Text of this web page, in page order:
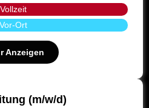
Vollzeit
Vor-Ort
Anzeigen
(m/w/d)